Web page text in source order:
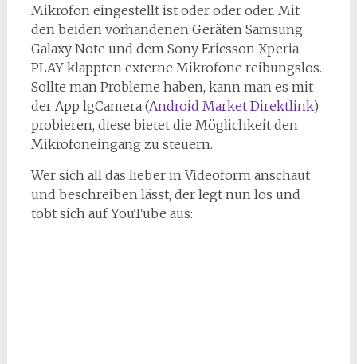
Mikrofon eingestellt ist oder oder oder. Mit
den beiden vorhandenen Geräten Samsung
Galaxy Note und dem Sony Ericsson Xperia
PLAY klappten externe Mikrofone reibungslos.
Sollte man Probleme haben, kann man es mit
der App lgCamera (Android Market Direktlink)
probieren, diese bietet die Möglichkeit den
Mikrofoneingang zu steuern.
Wer sich all das lieber in Videoform anschaut
und beschreiben lässt, der legt nun los und
tobt sich auf YouTube aus: